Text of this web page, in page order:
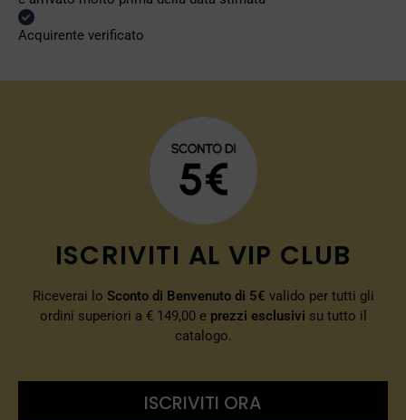
Acquirente verificato
ISCRIVITI AL VIP CLUB
Riceverai lo Sconto di Benvenuto di 5€ valido per tutti gli
ordini superiori a € 149,00 e prezzi esclusivi su tutto il
catalogo.
ISCRIVITI ORA